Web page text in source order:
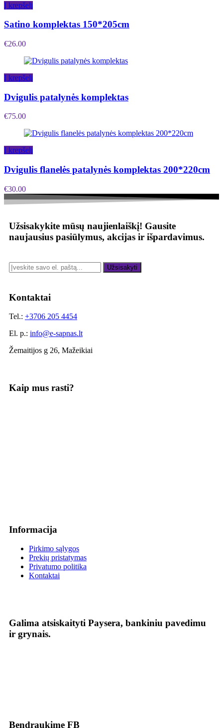
Į krepšelį
Satino komplektas 150*205cm
€26.00
Į krepšelį
Dvigulis patalynės komplektas
€75.00
Į krepšelį
Dvigulis flanelės patalynės komplektas 200*220cm
€30.00
Užsisakykite mūsų naujienlaiškį! Gausite
naujausius pasiūlymus, akcijas ir išpardavimus.
Užsisakyti
Kontaktai
Tel.: +3706 205 4454
El. p.: info@e-sapnas.lt
Žemaitijos g 26, Mažeikiai
Kaip mus rasti?
Informacija
Pirkimo sąlygos
Prekių pristatymas
Privatumo politika
Kontaktai
Galima atsiskaityti Paysera, bankiniu pavedimu
ir grynais.
Bendraukime FB